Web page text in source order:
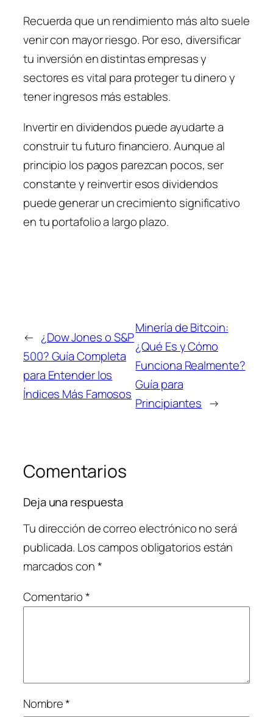
Recuerda que un rendimiento más alto suele
venir con mayor riesgo. Por eso, diversificar
tu inversión en distintas empresas y
sectores es vital para proteger tu dinero y
tener ingresos más estables.
Invertir en dividendos puede ayudarte a
construir tu futuro financiero. Aunque al
principio los pagos parezcan pocos, ser
constante y reinvertir esos dividendos
puede generar un crecimiento significativo
en tu portafolio a largo plazo.
← ¿Dow Jones o S&P
500? Guía Completa
para Entender los
Índices Más Famosos
Minería de Bitcoin:
¿Qué Es y Cómo
Funciona Realmente?
Guía para
Principiantes →
Comentarios
Deja una respuesta
Tu dirección de correo electrónico no será
publicada. Los campos obligatorios están
marcados con*
Comentario*
Nombre*